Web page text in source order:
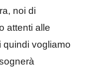
noi di
attenti alle
quindi vogliamo